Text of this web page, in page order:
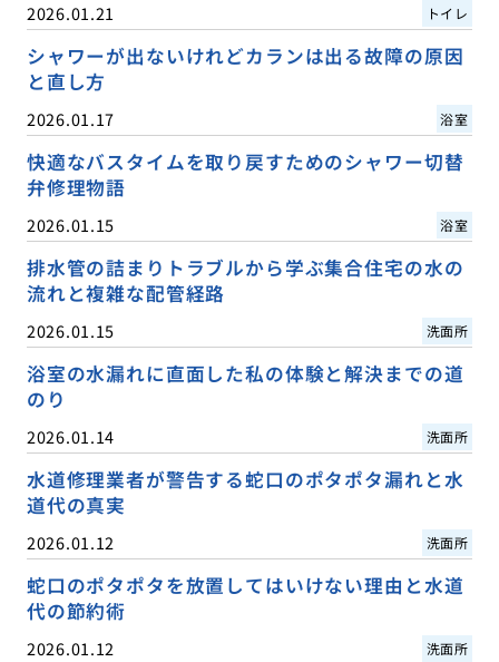
2026.01.21 トイレ
シャワーが出ないけれどカランは出る故障の原因
と直し方
2026.01.17 浴室
快適なバスタイムを取り戻すためのシャワー切替
弁修理物語
2026.01.15 浴室
排水管の詰まりトラブルから学ぶ集合住宅の水の
流れと複雑な配管経路
2026.01.15 洗面所
浴室の水漏れに直面した私の体験と解決までの道
のり
2026.01.14 洗面所
水道修理業者が警告する蛇口のポタポタ漏れと水
道代の真実
2026.01.12 洗面所
蛇口のポタポタを放置してはいけない理由と水道
代の節約術
2026.01.12 洗面所